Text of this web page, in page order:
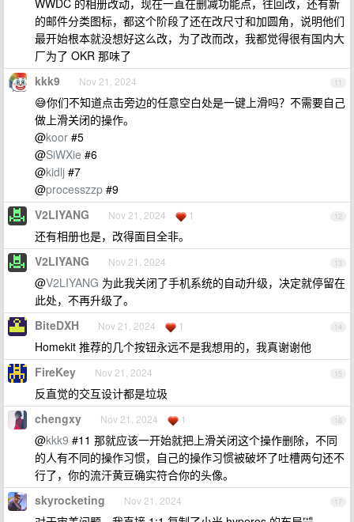
的邮件分类图标，都这个阶段了还在改尺寸和加圆角，说明他们
最开始根本就没想好这么改，为了改而改，我都觉得很有国内大
厂为了 OKR 那味了
11
kkk9 Nov 21, 2024
😅你们不知道点击旁边的任意空白处是一键上滑吗？不需要自己
做上滑关闭的操作。
@koor #5
@SiWXie #6
@kidlj #7
@processzzp #9
12
V2LIYANG Nov 21, 2024 1
还有相册也是，改得面目全非。
13
V2LIYANG Nov 21, 2024
@V2LIYANG 为此我关闭了手机系统的自动升级，决定就停留在
此处，不再升级了。
14
BiteDXH Nov 21, 2024 1
Homekit 推荐的几个按钮永远不是我想用的，我真谢谢他
15
FireKey Nov 21, 2024
反直觉的交互设计都是垃圾
16
chengxy Nov 21, 2024 1
@kkk9 #11 那就应该一开始就把上滑关闭这个操作删除，不同
的人有不同的操作习惯，自己的操作习惯被破坏了吐槽两句还不
行了，你的流汗黄豆确实符合你的头像。
17
skyrocketing Nov 21, 2024